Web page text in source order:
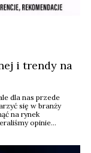
i trendy na
dla nas przede
się w branży
na rynek
opinie